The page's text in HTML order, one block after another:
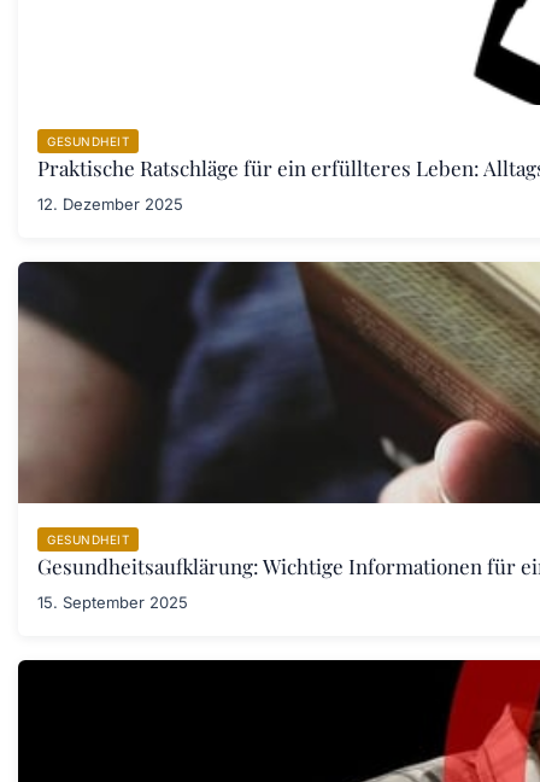
GESUNDHEIT
Praktische Ratschläge für ein erfüllteres Leben:
12. Dezember 2025
GESUNDHEIT
Gesundheitsaufklärung: Wichtige Informationen für
15. September 2025